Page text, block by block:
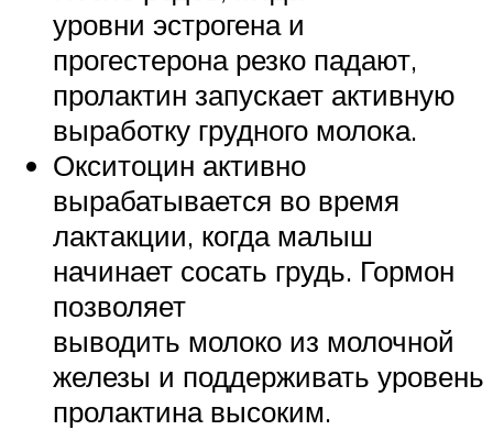
уровни эстрогена и
прогестерона резко падают,
пролактин запускает активную
выработку грудного молока.
Окситоцин активно
вырабатывается во время
лактакции, когда малыш
начинает сосать грудь. Гормон
позволяет
выводить молоко из молочной
железы и поддерживать уровень
пролактина высоким.